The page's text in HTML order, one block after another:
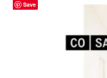
Save